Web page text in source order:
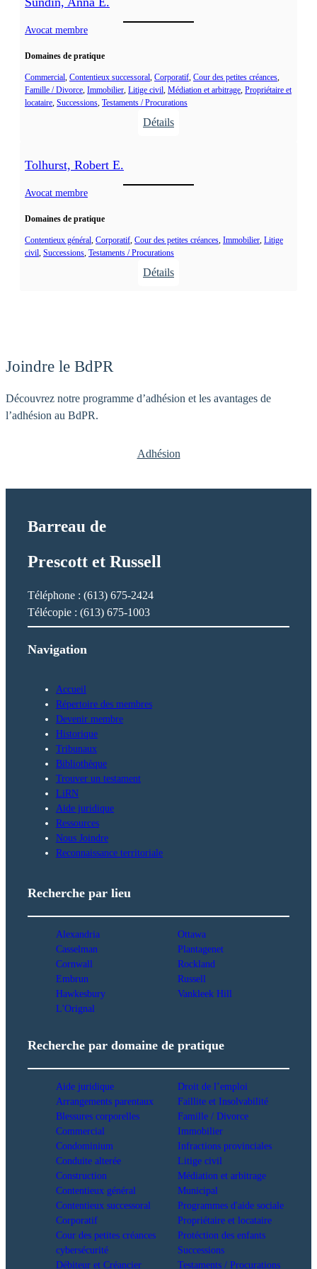
a
n
r
,
e
Avocat membre
Domaines de pratique
Commercial, Contentieux successoral, Corporatif, Cour des petites créances
Famille / Divorce, Immobilier, Litige civil, Médiation et arbitrage, Propriétaire et
locataire, Successions, Testaments / Procurations
Détails
n
n
,
A
Tolhurst, Robert E.
Avocat membre
Domaines de pratique
Contentieux général , Corporatif , Cour des petites créances , Immobilier , Litige
civil , Successions , Testaments / Procurations
Détails
R
b
Joindre le BdPR
Découvrez notre programme d’adhésion et les avantages de
l’adhésion au BdPR.
Adhésion
Barreau de
Prescott et Russell
Téléphone : (613) 675-2424
Télécopie : (613) 675-1003
Navigation
Accueil
Répertoire des membres
Devenir membre
Historique
Tribunaux
Bibliothèque
Trouver un testament
LiRN
Aide juridique
Ressources
Nous Joindre
Reconnaissance territoriale
Recherche par lieu
Alexandria
Casselman
Cornwall
Embrun
Hawkesbury
L'Orignal
Ottawa
Plantagenet
Rockland
Russell
Vankleek Hill
Recherche par domaine de pratique
Aide juridique
Arrangements parentaux
Blessures corporelles
Commercial
Condominium
Conduite alterée
Construction
Contentieux général
Contentieux successoral
Corporatif
Cour des petites créances
cybersécurité
Débiteur et Créancier
Droit de l’emploi
Faillite et Insolvabilité
Famille / Divorce
Immobilier
Infractions provinciales
Litige civil
Médiation et arbitrage
Municipal
Programmes d'aide sociale
Propriétaire et locataire
Protéction des enfants
Successions
Testaments / Procurations